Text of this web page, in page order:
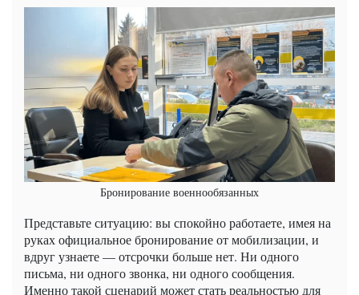
Бронирование военнообязанных
Представьте ситуацию: вы спокойно работаете, имея на
руках официальное бронирование от мобилизации, и
вдруг узнаете — отсрочки больше нет. Ни одного
письма, ни одного звонка, ни одного сообщения.
Именно такой сценарий может стать реальностью для